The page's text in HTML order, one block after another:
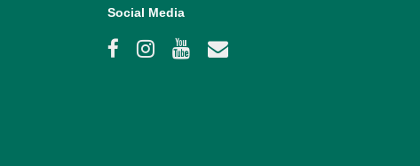
Social Media